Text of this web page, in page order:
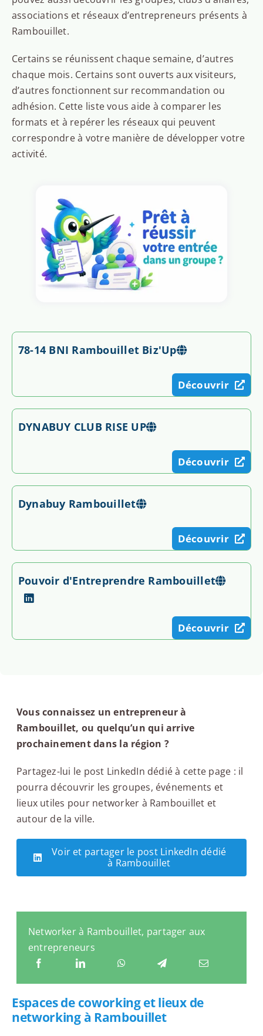
associations et réseaux d’entrepreneurs présents à
Rambouillet.
Certains se réunissent chaque semaine, d’autres
chaque mois. Certains sont ouverts aux visiteurs,
d’autres fonctionnent sur recommandation ou
adhésion. Cette liste vous aide à comparer les
formats et à repérer les réseaux qui peuvent
correspondre à votre manière de développer votre
activité.
78-14 BNI Rambouillet Biz'Up
Découvrir
DYNABUY CLUB RISE UP
Découvrir
Dynabuy Rambouillet
Découvrir
Pouvoir d'Entreprendre Rambouillet
Découvrir
Vous connaissez un entrepreneur à
Rambouillet, ou quelqu’un qui arrive
prochainement dans la région ?
Partagez-lui le post LinkedIn dédié à cette page : il
pourra découvrir les groupes, événements et
lieux utiles pour networker à Rambouillet et
autour de la ville.
Voir et partager le post LinkedIn dédié
à Rambouillet
Networker à Rambouillet, partager aux
entrepreneurs
Espaces de coworking et lieux de
networking à Rambouillet